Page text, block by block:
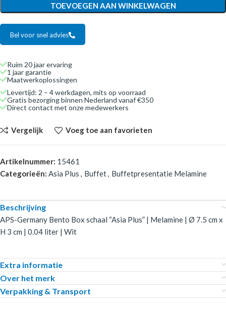
TOEVOEGEN AAN WINKELWAGEN
Bel voor snel advies
Ruim 20 jaar ervaring
1 jaar garantie
Maatwerkoplossingen
Levertijd: 2 – 4 werkdagen, mits op voorraad
Gratis bezorging binnen Nederland vanaf €350
Direct contact met onze medewerkers
Vergelijk Voeg toe aan favorieten
Artikelnummer: 15461
Categorieën: Asia Plus , Buffet, Buffetpresentatie Melamine
Beschrijving
APS-Germany Bento Box schaal “Asia Plus” | Melamine | Ø 7.5 cm x
H 3 cm | 0.04 liter | Wit
Extra informatie
Over het merk
Verpakking & Transport